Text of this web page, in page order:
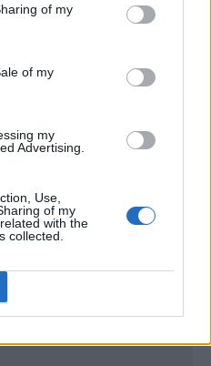
of my
of my
my
Advertising.
Use,
of my
with the
collected.
para cualquier
sencillos y complejos
para
a su empeño en la
respuesta a
pueda surgir en